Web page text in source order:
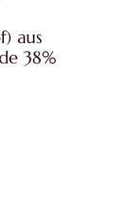
aus
38%